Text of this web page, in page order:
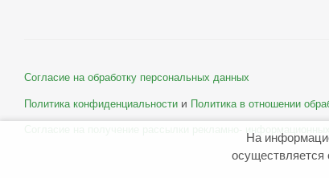
Согласие на обработку персональных данных
Политика конфиденциальности и Политика в отношении
На
осуществляется